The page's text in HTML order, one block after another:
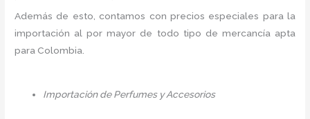
Además de esto, contamos con precios especiales para la
importación al por mayor de todo tipo de mercancía apta
para Colombia.
Importación de Perfumes y Accesorios